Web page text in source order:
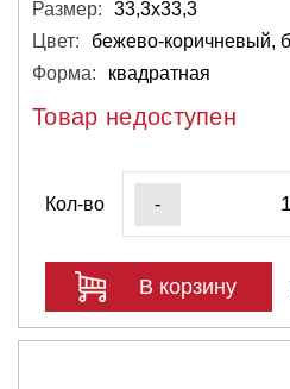
Размер:
33,3х33,3
Цвет:
Форма:
квадратная
Товар недоступен
Кол-во -
В корзину